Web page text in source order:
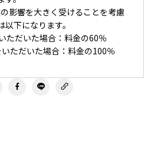
影響を大きく受けることを考慮
下になります。
ただいた場合：料金の60％
ただいた場合：料金の100％
内に請求書をメールでお送りい